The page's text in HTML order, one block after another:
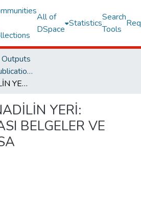
All of
DSpace
Statistics
Search
Tools
TR Dizin Indexed Publications
EĞİTİMDE ANADİLİN YERİ: ULUSLARARASI BELGELER VE YENİ ANAYASA
YERİ:
BELGELER VE